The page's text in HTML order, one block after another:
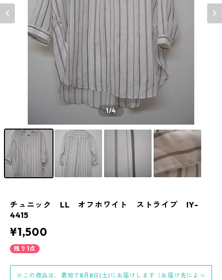
1/4
チュニック LL オフホワイト ストライプ IY-
4415
¥1,500
残り1点
※この商品は、最短で8月8日(土)にお届けします（お届け先によっ